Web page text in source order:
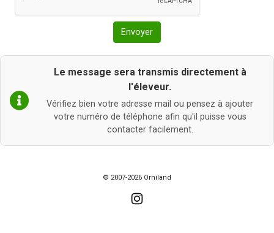
Envoyer
Le message sera transmis directement à
l'éleveur.
Vérifiez bien votre adresse mail ou pensez à ajouter
votre numéro de téléphone afin qu'il puisse vous
contacter facilement.
© 2007-2026 Orniland